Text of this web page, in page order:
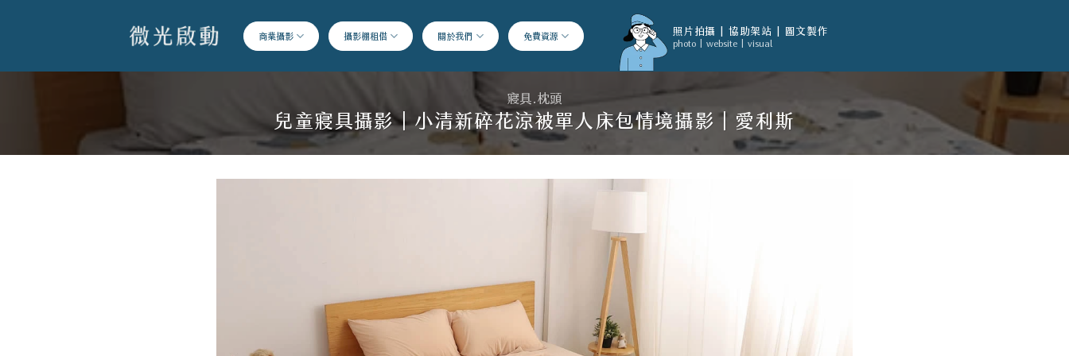
容
商業攝影 攝影棚租借 關於我們 免費資源 照片拍攝 | 協助架站 | 圖文製作
photo | website | visual
寢具.枕頭
兒童寢具攝影｜小清新碎花涼被單人床包情境攝影｜愛利斯